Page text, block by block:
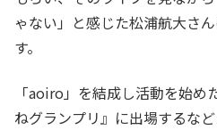
ゃない」と感じた松浦航大さ
す。
「aoiro」を結成し活動を始め
ねグランプリ』に出場するな